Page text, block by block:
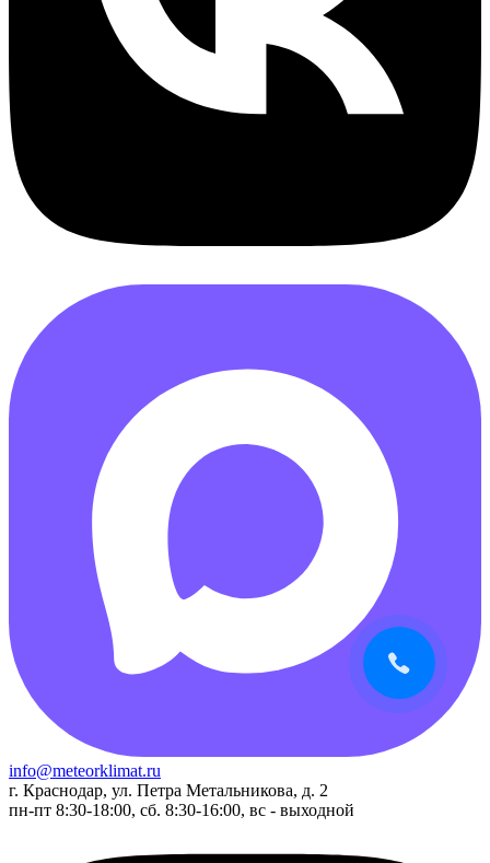
info@meteorklimat.ru
г. Краснодар, ул. Петра Метальникова, д. 2
пн-пт 8:30-18:00, сб. 8:30-16:00, вс - выходной